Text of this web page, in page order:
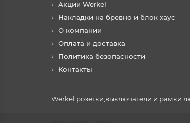
Акции Werkel
Накладки на бревно и блок хаус
О компании
Оплата и доставка
Политика безопасности
Контакты
Werkel розетки,выключатели и рамки